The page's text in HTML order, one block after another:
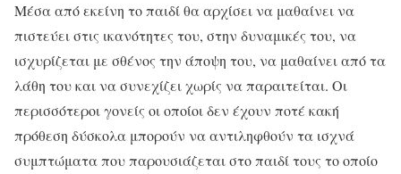
Μέσα από εκείνη το παιδί θα αρχίσει να μαθαίνει να
πιστεύει στις ικανότητες του, στην δυναμικές του, να
ισχυρίζεται με σθένος την άποψη του, να μαθαίνει από τα
λάθη του και να συνεχίζει χωρίς να παραιτείται. Οι
περισσότεροι γονείς οι οποίοι δεν έχουν ποτέ κακή
πρόθεση δύσκολα μπορούν να αντιληφθούν τα ισχνά
συμπτώματα που παρουσιάζεται στο παιδί τους το οποίο